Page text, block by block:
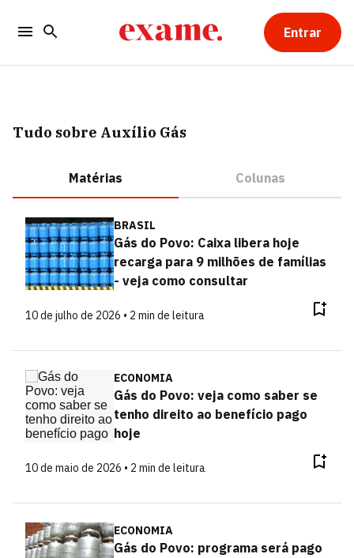
Entrar
Tudo sobre Auxílio Gás
Matérias Colunas
BRASIL
Gás do Povo: Caixa libera hoje
recarga para 9 milhões de famílias
- veja como consultar
10 de julho de 2026 • 2 min de leitura
ECONOMIA
Gás do Povo: veja como saber se
tenho direito ao benefício pago
hoje
10 de maio de 2026 • 2 min de leitura
ECONOMIA
Gás do Povo: programa será pago